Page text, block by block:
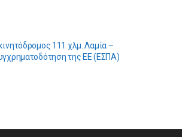
111 χλμ. Λαμία –
της ΕE (ΕΣΠΑ)